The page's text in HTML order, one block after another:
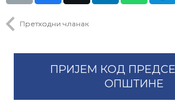
Претходни чланак
ПРИЈЕМ КОД
ОПШТИНЕ